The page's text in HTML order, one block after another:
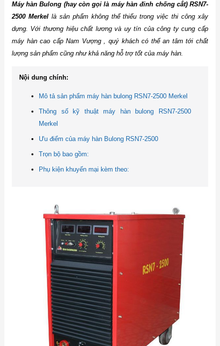
Máy hàn Bulong (hay còn gọi là máy hàn đinh chống cắt) RSN7-
2500 Merkellà sản phẩm không thể thiếu trong việc thi công xây
dựng. Với thương hiệu chất lương và uy tín của công ty cung cấp
máy hàn cao cấp Nam Vượng , quý khách có thể an tâm tới chất
lượng sản phẩm cũng như khả năng hỗ trợ tốt của máy hàn.
Nội dung chính:
Mô tả sản phẩm máy hàn bulong RSN7-2500 Merkel
Thông số kỹ thuật máy hàn bulong RSN7-2500
Merkel
Ưu điểm của máy hàn Bulong RSN7-2500
Trọn bộ bao gồm:
Phụ kiện khuyến mại kèm theo: